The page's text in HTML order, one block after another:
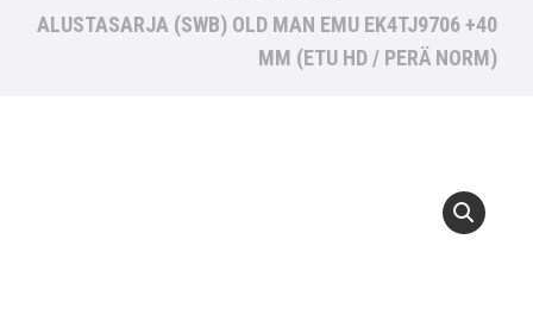
ALUSTASARJA (SWB) OLD MAN EMU EK4TJ9706 +40
MM (ETU HD / PERÄ NORM)